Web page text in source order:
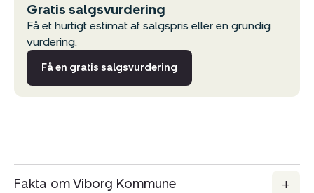
Gratis salgsvurdering
Få et hurtigt estimat af salgspris eller en grundig
vurdering.
Få en gratis salgsvurdering
Fakta om Viborg Kommune